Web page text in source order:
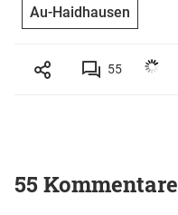
Au-Haidhausen
55
55 Kommentare